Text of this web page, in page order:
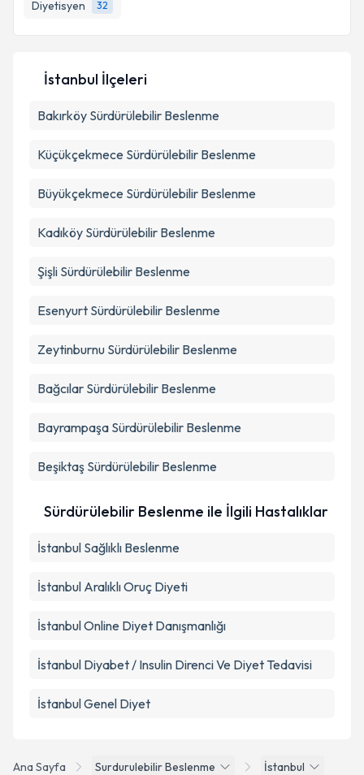
Diyetisyen
32
Metni'ni okudum ve kişisel verilerimin belirtilen
kapsamda işlenmesini kabul ediyorum.
Ana Sayfa Surdurulebilir Beslenme İstanbul
İstanbul İlçeleri
Bakırköy Sürdürülebilir Beslenme
Küçükçekmece Sürdürülebilir Beslenme
Büyükçekmece Sürdürülebilir Beslenme
Kadıköy Sürdürülebilir Beslenme
Şişli Sürdürülebilir Beslenme
Esenyurt Sürdürülebilir Beslenme
Zeytinburnu Sürdürülebilir Beslenme
Bağcılar Sürdürülebilir Beslenme
Bayrampaşa Sürdürülebilir Beslenme
Beşiktaş Sürdürülebilir Beslenme
Sürdürülebilir Beslenme ile İlgili Hastalıklar
İstanbul Sağlıklı Beslenme
İstanbul Aralıklı Oruç Diyeti
İstanbul Online Diyet Danışmanlığı
İstanbul Diyabet / Insulin Direnci Ve Diyet Tedavisi
İstanbul Genel Diyet